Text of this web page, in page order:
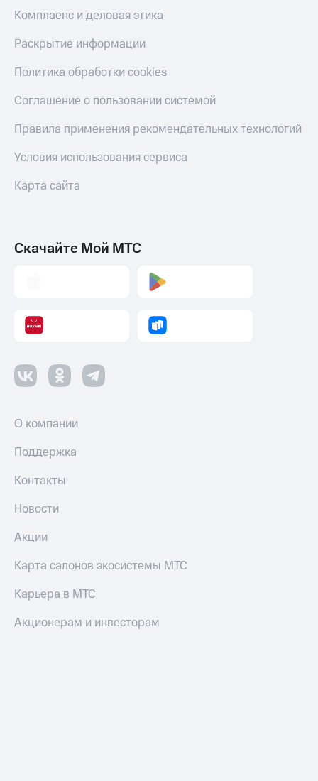
Комплаенс и деловая этика
Раскрытие информации
Политика обработки cookies
Соглашение о пользовании системой
Правила применения рекомендательных технологий
Условия использования сервиса
Карта сайта
Скачайте Мой МТС
О компании
Поддержка
Контакты
Новости
Акции
Карта салонов экосистемы МТС
Карьера в МТС
Акционерам и инвесторам